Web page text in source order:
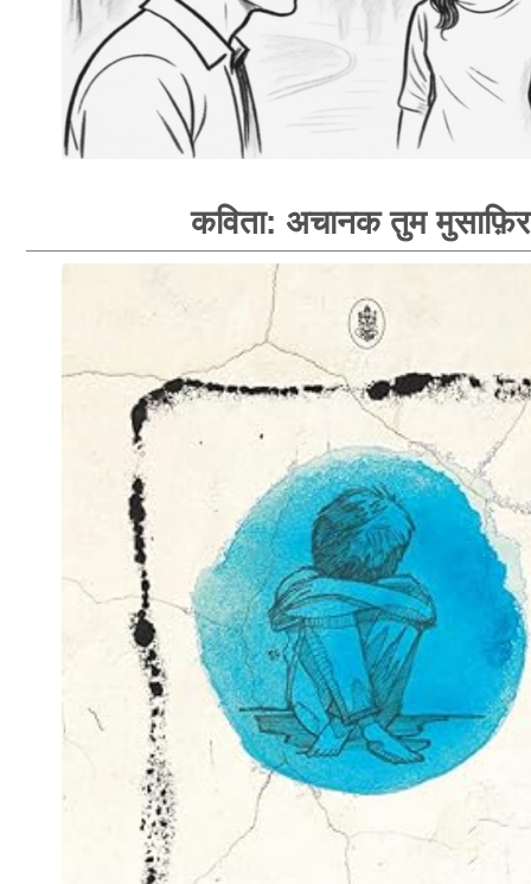
कविता: अचानक तुम मुसाफ़िर